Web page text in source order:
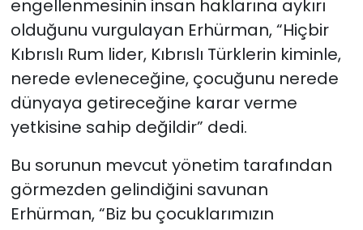
engellenmesinin insan haklarına aykırı
olduğunu vurgulayan Erhürman, “Hiçbir
Kıbrıslı Rum lider, Kıbrıslı Türklerin kiminle,
nerede evleneceğine, çocuğunu nerede
dünyaya getireceğine karar verme
yetkisine sahip değildir” dedi.
Bu sorunun mevcut yönetim tarafından
görmezden gelindiğini savunan
Erhürman, “Biz bu çocuklarımızın